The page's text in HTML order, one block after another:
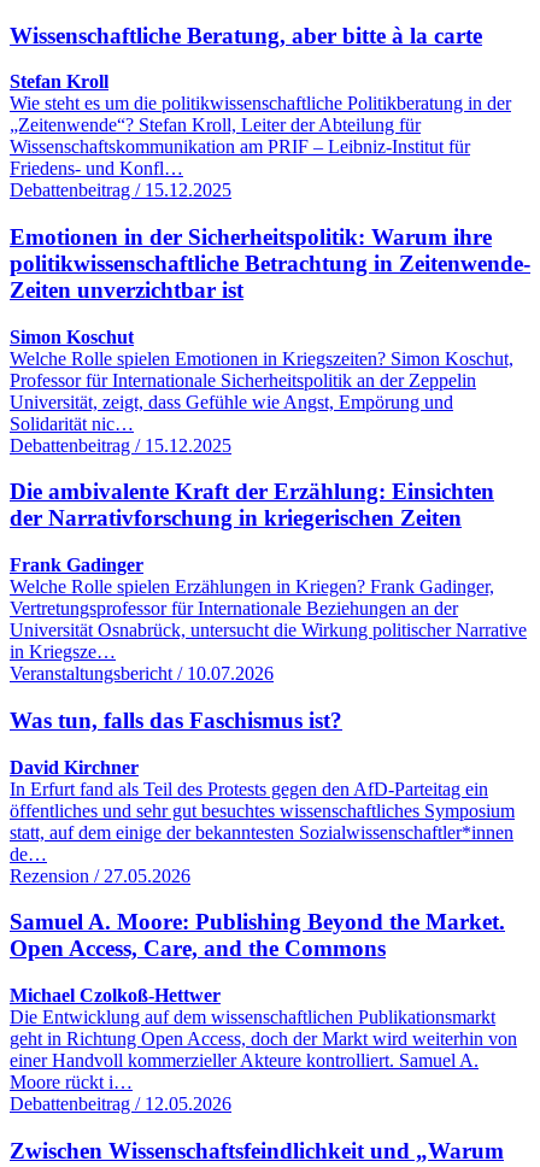
Wissenschaftliche Beratung, aber bitte à la carte
Stefan Kroll
Wie steht es um die politikwissenschaftliche Politikberatung in der
„Zeitenwende“? Stefan Kroll, Leiter der Abteilung für
Wissenschaftskommunikation am PRIF – Leibniz-Institut für
Friedens- und Konfl…
Debattenbeitrag / 15.12.2025
Emotionen in der Sicherheitspolitik: Warum ihre
politikwissenschaftliche Betrachtung in Zeitenwende-
Zeiten unverzichtbar ist
Simon Koschut
Welche Rolle spielen Emotionen in Kriegszeiten? Simon Koschut,
Professor für Internationale Sicherheitspolitik an der Zeppelin
Universität, zeigt, dass Gefühle wie Angst, Empörung und
Solidarität nic…
Debattenbeitrag / 15.12.2025
Die ambivalente Kraft der Erzählung: Einsichten
der Narrativforschung in kriegerischen Zeiten
Frank Gadinger
Welche Rolle spielen Erzählungen in Kriegen? Frank Gadinger,
Vertretungsprofessor für Internationale Beziehungen an der
Universität Osnabrück, untersucht die Wirkung politischer Narrative
in Kriegsze…
Veranstaltungsbericht / 10.07.2026
Was tun, falls das Faschismus ist?
David Kirchner
In Erfurt fand als Teil des Protests gegen den AfD-Parteitag ein
öffentliches und sehr gut besuchtes wissenschaftliches Symposium
statt, auf dem einige der bekanntesten Sozialwissenschaftler*innen
de…
Rezension / 27.05.2026
Samuel A. Moore: Publishing Beyond the Market.
Open Access, Care, and the Commons
Michael Czolkoß-Hettwer
Die Entwicklung auf dem wissenschaftlichen Publikationsmarkt
geht in Richtung Open Access, doch der Markt wird weiterhin von
einer Handvoll kommerzieller Akteure kontrolliert. Samuel A.
Moore rückt i…
Debattenbeitrag / 12.05.2026
Zwischen Wissenschaftsfeindlichkeit und „Warum